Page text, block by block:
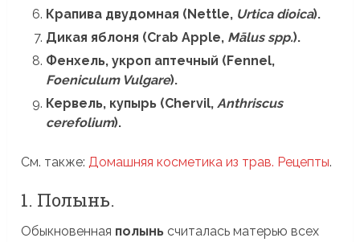
Крапива двудомная (Nettle, Urtica dioica).
Дикая яблоня (Crab Apple, Mālus spp.).
Фенхель, укроп аптечный (Fennel,
Foeniculum Vulgare).
Кервель, купырь (Chervil, Anthriscus
cerefolium).
См. также:Домашняя косметика из трав. Рецепты.
1. Полынь.
Обыкновенная полынь считалась матерью всех